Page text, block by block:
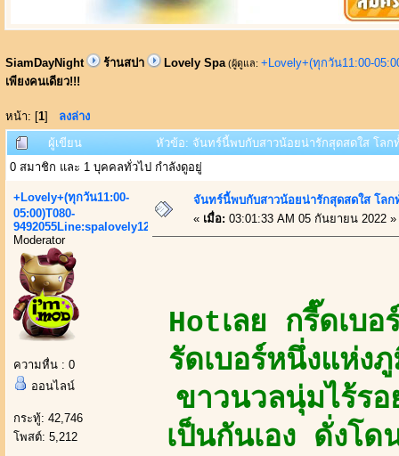
SiamDayNight ร้านสปา Lovely Spa (ผู้ดูแล: +Lovely+(ทุกวัน11:00-
เพียงคนเดียว!!!
หน้า: [1] ลงล่าง
ผู้เขียน
หัวข้อ: จันทร์นี้พบกับสาวน้อยน่ารักสุดสดใส โลก
0 สมาชิก และ 1 บุคคลทั่วไป กำลังดูอยู่
+Lovely+(ทุกวัน11:00-
05:00)T080-
9492055Line:spalovely123
Moderator
ความหื่น : 0
ออนไลน์
กระทู้: 42,746
โพสต์: 5,212
จันทร์นี้พบกับสาวน้อยน่ารักสุดสดใส โลก
« เมื่อ: 03:01:33 AM 05 กันยายน 2022 »
Hotเลย กรี๊ดเบ
รัดเบอร์หนึ่งแห่
ขาวนวลนุ่มไร้ร
เป็นกันเอง ดั่งโด